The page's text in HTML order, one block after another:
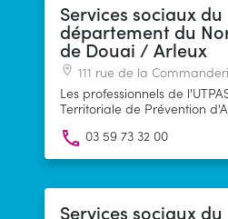
Services sociaux du
département du
de Douai / Arleux
111 rue de la
Les professionnels de
Territoriale de Prévention
sont là pour rechercher
adaptées à votre
les administrations, conseils
budget, accompagnement
03 59 73 32 00
Services sociaux du